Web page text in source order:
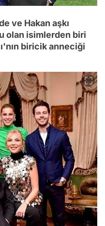
ve Hakan aşkı
olan isimlerden biri
biricik anneciği